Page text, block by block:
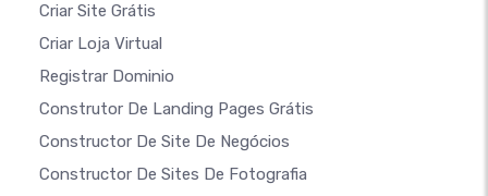
Criar Site Grátis
Criar Loja Virtual
Registrar Dominio
Construtor De Landing Pages Grátis
Constructor De Site De Negócios
Constructor De Sites De Fotografia